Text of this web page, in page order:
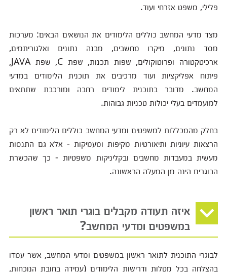
פלילי, משפט אזרחי ועוד.
מצד מדעי המחשב כוללים הלימודים את הנושאים הבאים: מערכות
מסד נתונים, מיקרו מחשבים, מבנה נתונים ואלגוריתמים,
ארכיטקטורה ופרוטוקולים, שפות תכנות, שפת C, שפת JAVA,
פיתוח אפליקציות ועוד מרכיבים את תוכנית הלימודים במדעי
המחשב. מדובר בתוכנית לימודים רחבה ומורכבת שתתאים
למועמדים בעלי יכולות טכניות גבוהות.
בחלק מהמכללות למשפטים ומדעי המחשב כוללים הלימודים לא רק
הרצאות עיוניות ותיאורטיות מקיפות ומעמיקות - אלא גם התנסות
מעשית במעבדות מחשבים ובקליניקות משפטיות - כך שהכשרת
הבוגרים הינה מן המעלה הראשונה.
איזה תעודה מקבלים בוגרי תואר ראשון
במשפטים ומדעי המחשב?
לבוגרי התוכנית לתואר ראשון במשפטים ומדעי המחשב, אשר עמדו
בהצלחה בכל מטלות ודרישות הלימודים (עמידה בחובת הנוכחות,